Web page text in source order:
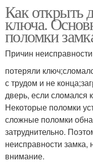
Как открыть
ключа.
поломки
Причин
потеряли
с трудом и не
дверь, если сломался
Некоторые поломки
сложные поломки
затруднительно.
неисправности замка,
внимание.